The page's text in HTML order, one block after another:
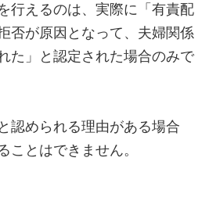
行えるのは、実際に「有責配
否が原因となって、夫婦関係
た」と認定された場合のみで
認められる理由がある場合
ことはできません。